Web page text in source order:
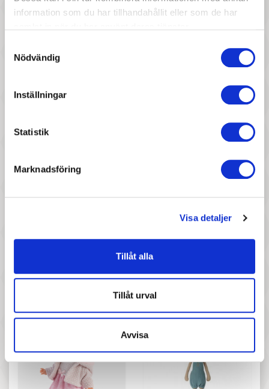
information som du har tillhandahållit eller som de har
Nödvändig
Inställningar
Statistik
Marknadsföring
Visa detaljer
Tillåt alla
Tillåt urval
Avvisa
1 897 :-
dockvagn, grå
937 :-
Llorens spansk docka -
Maileg - Storasyster mus på